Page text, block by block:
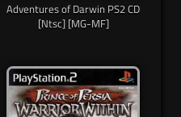
Adventures of Darwin PS2 CD
[Ntsc] [MG-MF]